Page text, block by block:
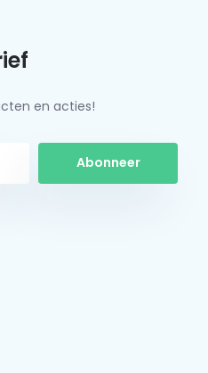
en acties!
Abonneer